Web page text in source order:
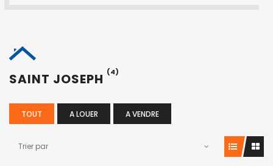
SAINT JOSEPH (4)
TOUT A LOUER A VENDRE
Trier par